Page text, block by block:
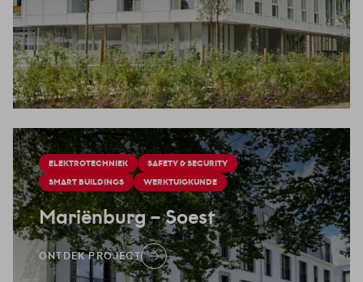
ELEKTROTECHNIEK
SAFETY & SECURITY
SMART BUILDINGS
WERKTUIGKUNDE
Mariënburg– Soest
ONTDEK PROJECT